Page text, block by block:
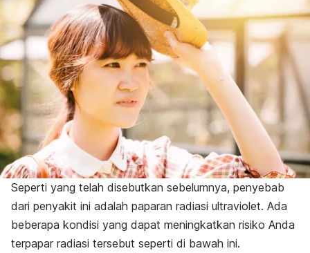
Seperti yang telah disebutkan sebelumnya, penyebab
dari penyakit ini adalah paparan radiasi ultraviolet. Ada
beberapa kondisi yang dapat meningkatkan risiko Anda
terpapar radiasi tersebut seperti di bawah ini.